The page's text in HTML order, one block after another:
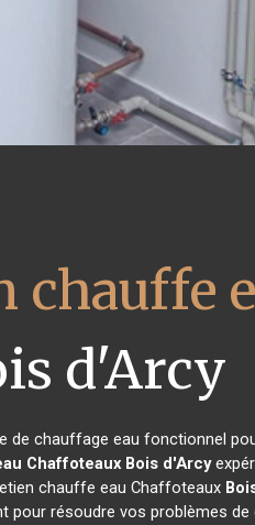
d'Arcy
de chauffage eau fonctionnel
Chaffoteaux Bois d'Arcy
chauffe eau Chaffoteaux
résoudre vos problèmes